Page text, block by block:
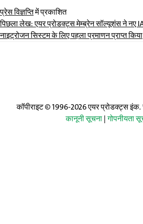
प्रेस विज्ञप्तिमें प्रकाशित
पोस्ट
पिछला लेख:एयर प्रोडक्ट्स मेम्ब्रेन सॉल्यूशंस ने नए
नाइट्रोजन सिस्टम के लिए पहला प्रमाणन प्राप्त किया
कॉपीराइट © 1996-2026 एयर प्रोडक्ट्स इंक.
कानूनी सूचना|गोपनीयता